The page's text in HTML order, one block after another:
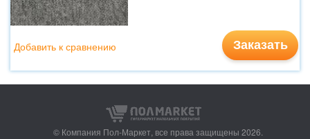
Заказать
Добавить к сравнению
© Компания Пол-Маркет, все права защищены 2026.